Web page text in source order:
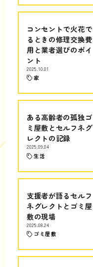
コンセントで火花で
るときの修理交換費
用と業者選びのポイ
ント
2025.10.01
家
ある高齢者の孤独ゴ
ミ屋敷とセルフネグ
レクトの記録
2025.09.04
生活
支援者が語るセルフ
ネグレクトとゴミ屋
敷の現場
2025.08.24
ゴミ屋敷